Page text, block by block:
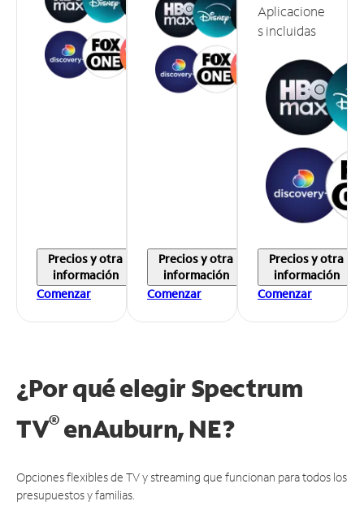
Precios y otra
información
Comenzar
Precios y otra
información
Comenzar
Aplicacione
s incluidas
Precios y otra
información
Comenzar
¿Por qué elegir Spectrum
TV®enAuburn, NE?
Opciones flexibles de TV y streaming que funcionan para todos los
presupuestos y familias.